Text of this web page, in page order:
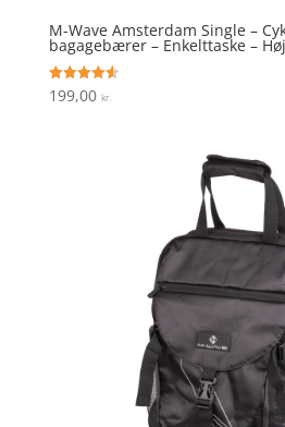
M-Wave Amsterdam Single –
bagagebærer – Enkelttaske –
Vurderet
4.6
199,00 kr.